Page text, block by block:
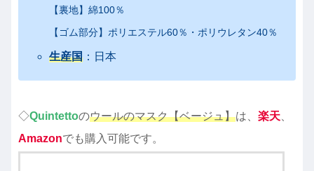
【裏地】綿100％
【ゴム部分】ポリエステル60％・ポリウレタン40％
生産国 ：日本
◇Quintettoのウールのマスク【ベージュ】は、 楽天
Amazonでも購入可能です。